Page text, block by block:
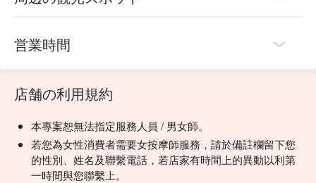
営業時間
店舗の利用規約
本專案恕無法指定服務人員 / 男女師。
若您為女性消費者需要女按摩師服務，請於備註欄留下您
的性別、姓名及聯繫電話，若店家有時間上的異動以利第
一時間與您聯繫上。